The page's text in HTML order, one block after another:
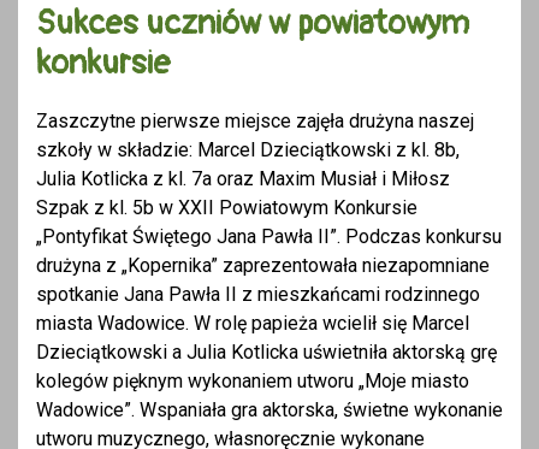
Sukces uczniów w powiatowym
konkursie
Zaszczytne pierwsze miejsce zajęła drużyna naszej
szkoły w składzie: Marcel Dzieciątkowski z kl. 8b,
Julia Kotlicka z kl. 7a oraz Maxim Musiał i Miłosz
Szpak z kl. 5b w XXII Powiatowym Konkursie
„Pontyfikat Świętego Jana Pawła II”. Podczas konkursu
drużyna z „Kopernika” zaprezentowała niezapomniane
spotkanie Jana Pawła II z mieszkańcami rodzinnego
miasta Wadowice. W rolę papieża wcielił się Marcel
Dzieciątkowski a Julia Kotlicka uświetniła aktorską grę
kolegów pięknym wykonaniem utworu „Moje miasto
Wadowice”. Wspaniała gra aktorska, świetne wykonanie
utworu muzycznego, własnoręcznie wykonane